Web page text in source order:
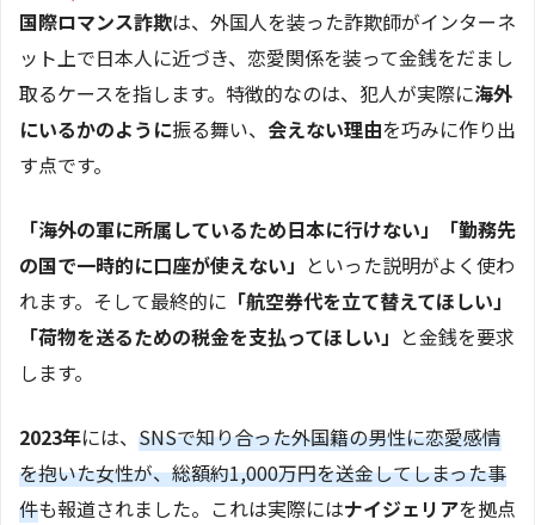
国際ロマンス詐欺は、外国人を装った詐欺師がインターネ
ット上で日本人に近づき、恋愛関係を装って金銭をだまし
取るケースを指します。特徴的なのは、犯人が実際に海外
にいるかのように振る舞い、 会えない理由を巧みに作り出
す点です。
「海外の軍に所属しているため日本に行けない」「勤務先
の国で一時的に口座が使えない」 といった説明がよく使わ
れます。そして最終的に 「航空券代を立て替えてほしい」
「荷物を送るための税金を支払ってほしい」 と金銭を要求
します。
2023年には、 SNSで知り合った外国籍の男性に恋愛感情
を抱いた女性が、総額約1,000万円を送金してしまった事
件も報道されました。これは実際にはナイジェリアを拠点